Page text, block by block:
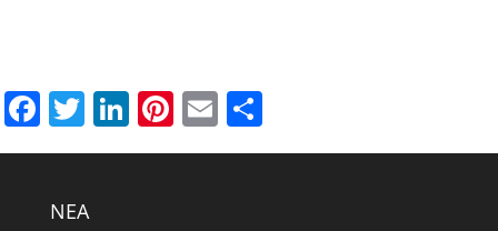
Facebook
Twitter
LinkedIn
Pinterest
Email
NEA